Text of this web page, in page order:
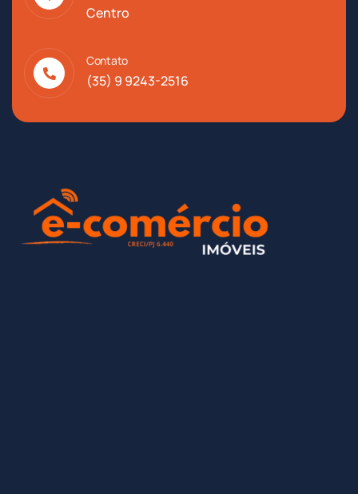
Centro
Contato
(35) 9 9243-2516